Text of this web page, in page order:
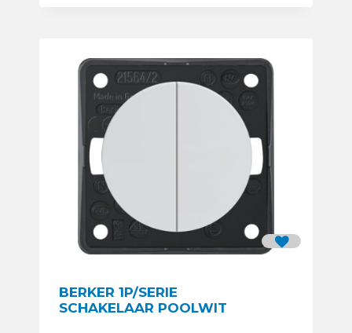
BERKER 1P/SERIE
SCHAKELAAR POOLWIT